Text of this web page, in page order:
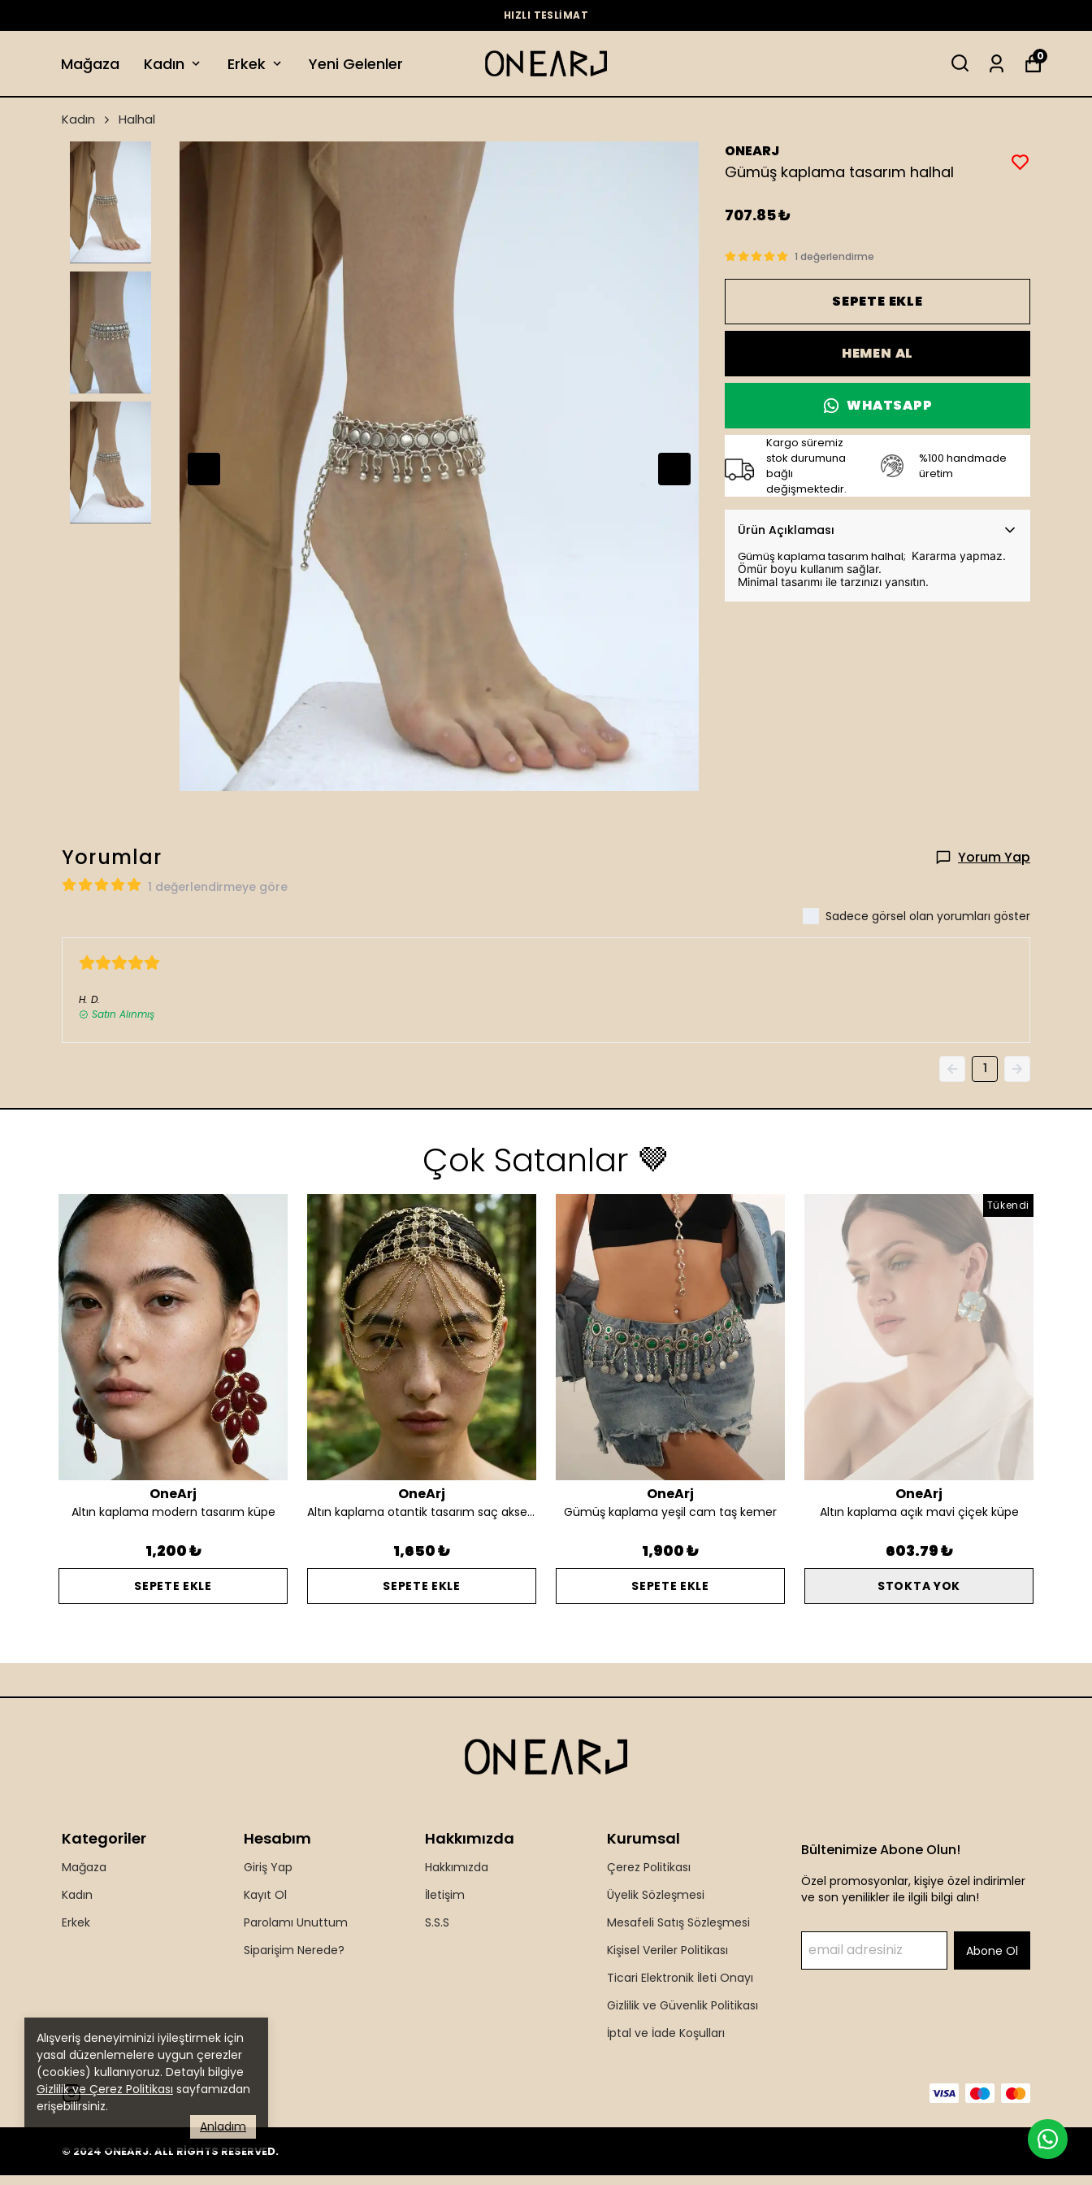
HIZLI TESLİMAT
Mağaza Kadın Erkek Yeni Gelenler 0
Alışveriş deneyiminizi iyileştirmek için
yasal düzenlemelere uygun çerezler
(cookies) kullanıyoruz. Detaylı bilgiye
Gizlilik ve Çerez Politikası sayfamızdan
erişebilirsiniz.
Anladım
Kadın Halhal
ONEARJ
Gümüş kaplama tasarım halhal
707.85 ₺
1 değerlendirme
SEPETE EKLE
HEMEN AL
WHATSAPP
Kargo süremiz
stok durumuna
bağlı
değişmektedir.
%100 handmade
üretim
Ürün Açıklaması
Gümüş kaplama tasarım halhal; Kararma yapmaz.
Ömür boyu kullanım sağlar.
Minimal tasarımı ile tarzınızı yansıtın.
Yorumlar Yorum Yap
1 değerlendirmeye göre
Sadece görsel olan yorumları göster
H. D.
Satın Alınmış
1
Çok Satanlar 🤎
OneArj
Altın kaplama modern tasarım küpe
1,200 ₺
SEPETE EKLE
OneArj
Altın kaplama otantik tasarım saç aksesuarı
1,650 ₺
SEPETE EKLE
OneArj
Gümüş kaplama yeşil cam taş kemer
1,900 ₺
SEPETE EKLE
Tükendi
OneArj
Altın kaplama açık mavi çiçek küpe
603.79 ₺
STOKTA YOK
Kategoriler
Mağaza
Kadın
Erkek
Hesabım
Giriş Yap
Kayıt Ol
Parolamı Unuttum
Siparişim Nerede?
Hakkımızda
Hakkımızda
İletişim
S.S.S
Kurumsal
Çerez Politikası
Üyelik Sözleşmesi
Mesafeli Satış Sözleşmesi
Kişisel Veriler Politikası
Ticari Elektronik İleti Onayı
Gizlilik ve Güvenlik Politikası
İptal ve İade Koşulları
Bültenimize Abone Olun!
Özel promosyonlar, kişiye özel indirimler
ve son yenilikler ile ilgili bilgi alın!
Abone Ol
© 2024 ONEARJ. ALL RİGHTS RESERVED.